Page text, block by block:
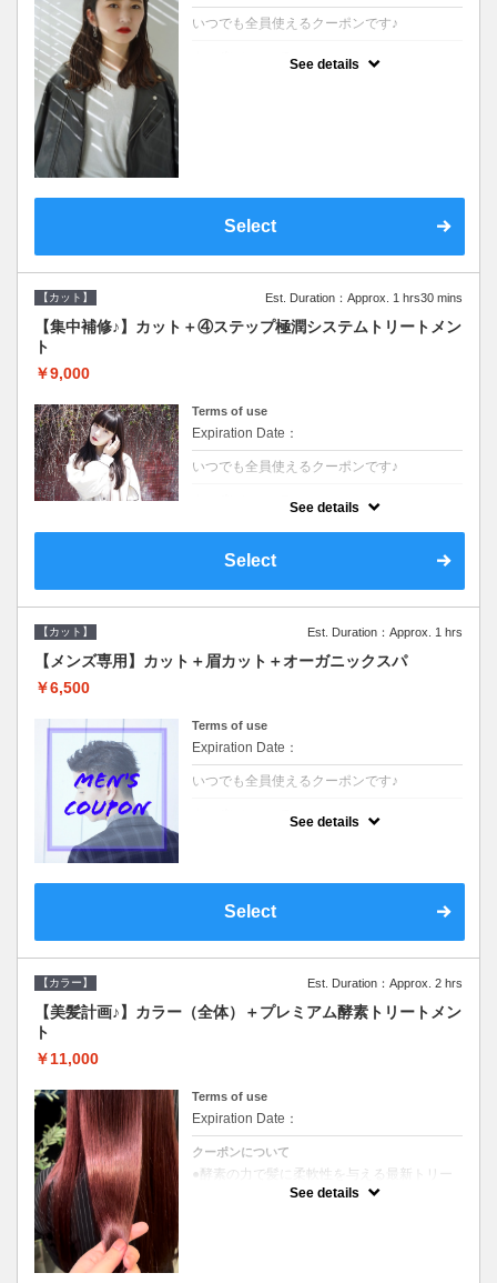
いつでも全員使えるクーポンです♪
See details
Select
【カット】 Est. Duration：Approx. 1 hrs30 mins
【集中補修♪】カット＋④ステップ極潤システムトリートメン
ト
￥9,000
Terms of use
Expiration Date：
いつでも全員使えるクーポンです♪
ら修復し美髪へと導く最新4stepトリートメ
ント☆内側からしっかり修復したい方に♪
See details
Select
【カット】 Est. Duration：Approx. 1 hrs
【メンズ専用】カット＋眉カット＋オーガニックスパ
￥6,500
Terms of use
Expiration Date：
いつでも全員使えるクーポンです♪
気軽なスパです☆
See details
Select
【カラー】 Est. Duration：Approx. 2 hrs
【美髪計画♪】カラー（全体）＋プレミアム酵素トリートメン
ト
￥11,000
Terms of use
Expiration Date：
クーポンについて
●酵素の力で髪に柔軟性を与える最新トリー
トメント●ＳＢ込●長さ料金あり《こちらのク
ーポンご利用のお客様のみ》オリジナル酵素
See details